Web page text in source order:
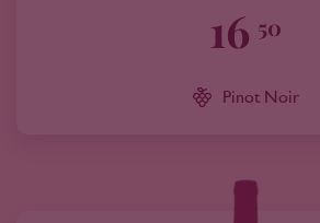
16 50
Pinot Noir